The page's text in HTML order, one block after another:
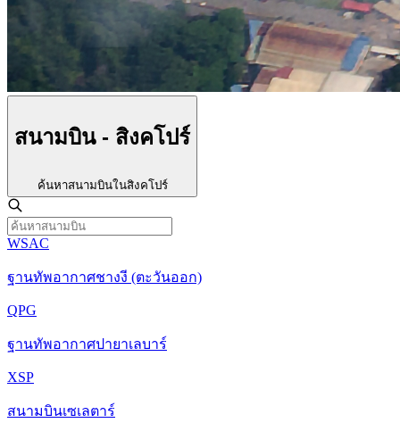
สนามบิน - สิงคโปร์
ค้นหาสนามบินในสิงคโปร์
WSAC
ฐานทัพอากาศชางงี (ตะวันออก)
QPG
ฐานทัพอากาศปายาเลบาร์
XSP
สนามบินเซเลตาร์